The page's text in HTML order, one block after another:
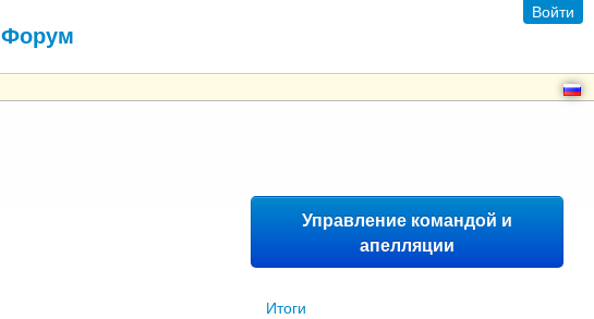
Войти
Форум
Управление командой и
апелляции
Итоги